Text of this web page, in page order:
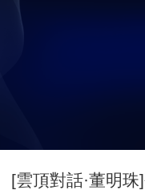
[雲頂對話·董明